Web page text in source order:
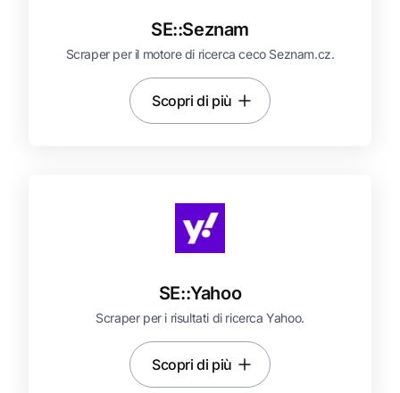
SE::Seznam
Scraper per il motore di ricerca ceco Seznam.cz.
Scopri di più
SE::Yahoo
Scraper per i risultati di ricerca Yahoo.
Scopri di più